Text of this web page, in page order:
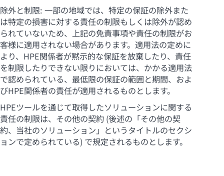
除外と制限: 一部の地域では、特定の保証の除外また
は特定の損害に対する責任の制限もしくは除外が認め
られていないため、上記の免責事項や責任の制限がお
客様に適用されない場合があります。適用法の定めに
より、HPE関係者が黙示的な保証を放棄したり、責任
を制限したりできない限りにおいては、かかる適用法
で認められている、最低限の保証の範囲と期間、およ
びHPE関係者の責任が適用されるものとします。
HPEツールを通じて取得したソリューションに関する
責任の制限は、その他の契約 (後述の「その他の契
約、当社のソリューション」というタイトルのセクシ
ョンで定められている) で規定されるものとします。